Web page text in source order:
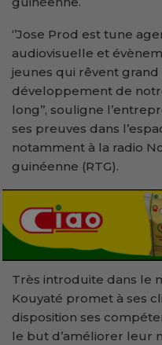
‘’Jose Prod est tune
audiovisuelle et
jeunes qui rêvent
développement de
long’’, souligne
ses preuves dans
notamment à la radio
guinéenne (RTG).
Très introduite dans le
Kouyaté promet à ses
disposition ses
le but d’améliorer leur